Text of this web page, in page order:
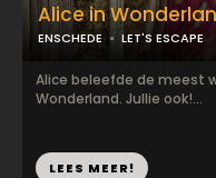
Alice in
ENSCHEDE LET'S ESCAPE
Alice beleefde de meest
Wonderland. Jullie ook!...
LEES MEER!